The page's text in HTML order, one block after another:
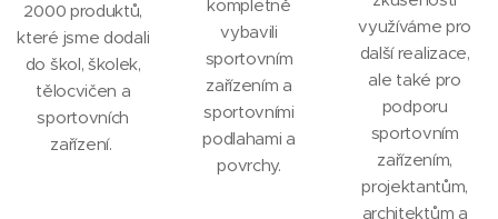
2000 produktů,
které jsme dodali
do škol, školek,
tělocvičen a
sportovních
zařízení.
kompletně
vybavili
sportovním
zařízením a
sportovními
podlahami a
povrchy.
využíváme pro
další realizace,
ale také pro
podporu
sportovním
zařízením,
projektantům,
architektům a